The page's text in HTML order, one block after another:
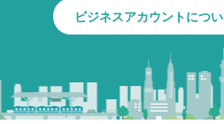
ビジネスアカウントにつ